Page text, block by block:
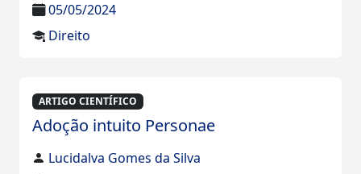
05/05/2024
Direito
ARTIGO CIENTÍFICO
Adoção intuito Personae
Lucidalva Gomes da Silva